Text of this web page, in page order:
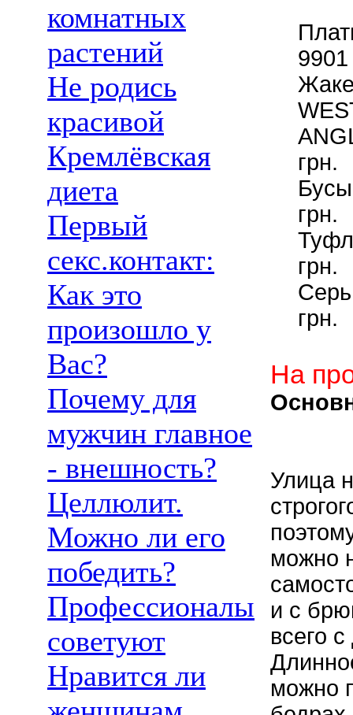
комнатных
растений
Не родись
красивой
Кремлёвская
диета
Первый
секс.контакт:
Как это
произошло у
Вас?
Почему для
мужчин главное
- внешность?
Целлюлит.
Можно ли его
победить?
Профессионалы
советуют
Нравится ли
9901
грн.
грн.
грн.
грн.
На
Улица
можно
и с
всего
можно